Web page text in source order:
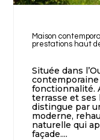
Maison
prestations haut
Située dans
fonctionnalité.
terrasse et ses
distingue par
moderne,
naturelle qui
façade....